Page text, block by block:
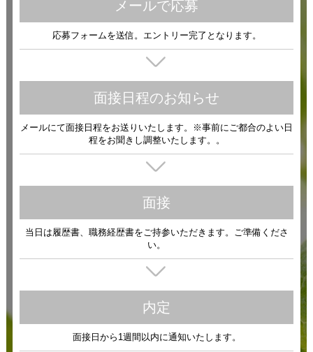
メールで応募
応募フォームを送信。エントリー完了となります。
面接日程のお知らせ
メールにて面接日程をお送りいたします。※事前にご都合のよい日
程をお聞きし調整いたします。。
面接
当日は履歴書、職務経歴書をご持参いただきます。ご準備くださ
い。
内定
面接日から1週間以内に通知いたします。